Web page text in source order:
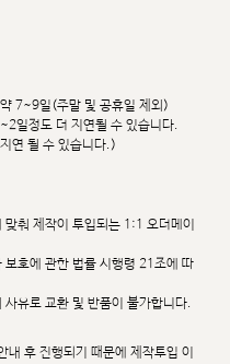
7~9일(주말 및 공휴일 제외)
일정도 더 지연될 수 있습니다.
연 될 수 있습니다.)
춰 제작이 투입되는 1:1 오더메이
보호에 관한 법률 시행령 21조에 따
유로 교환 및 반품이 불가합니다.
내 후 진행되기 때문에 제작투입 이